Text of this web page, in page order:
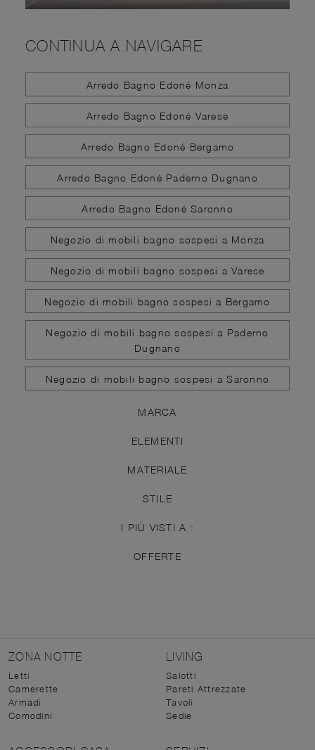
CONTINUA A NAVIGARE
Arredo Bagno Edoné Monza
Arredo Bagno Edoné Varese
Arredo Bagno Edoné Bergamo
Arredo Bagno Edoné Paderno Dugnano
Arredo Bagno Edoné Saronno
Negozio di mobili bagno sospesi a Monza
Negozio di mobili bagno sospesi a Varese
Negozio di mobili bagno sospesi a Bergamo
Negozio di mobili bagno sospesi a Paderno
Dugnano
Negozio di mobili bagno sospesi a Saronno
MARCA
ELEMENTI
MATERIALE
STILE
I PIÙ VISTI A :
OFFERTE
ZONA NOTTE
Letti
Camerette
Armadi
Comodini
LIVING
Salotti
Pareti Attrezzate
Tavoli
Sedie